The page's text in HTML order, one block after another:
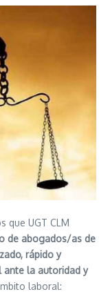
que UGT CLM
de abogados/as de
rápido y
ante la autoridad y
laboral: